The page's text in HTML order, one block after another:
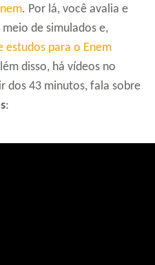
. Por lá, você avalia e
de simulados e,
estudos para o Enem
disso, há vídeos no
dos 43 minutos, fala sobre
: